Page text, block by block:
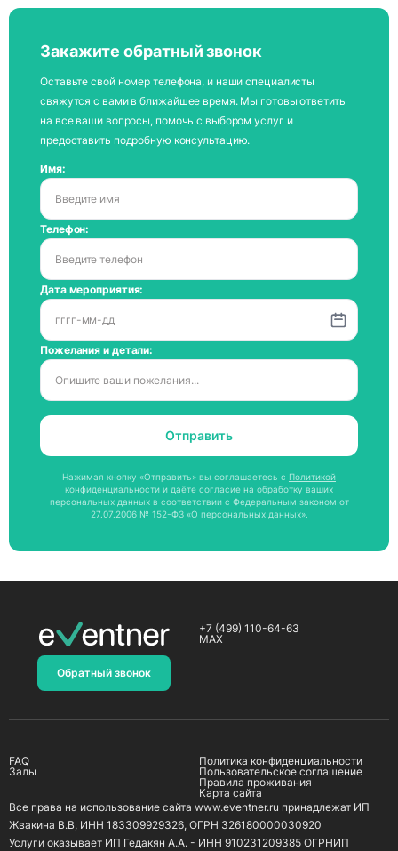
Закажите обратный звонок
Оставьте свой номер телефона, и наши специалисты
свяжутся с вами в ближайшее время. Мы готовы ответить
на все ваши вопросы, помочь с выбором услуг и
предоставить подробную консультацию.
Имя:
Телефон:
Дата мероприятия:
Пожелания и детали:
Отправить
Нажимая кнопку «Отправить» вы соглашаетесь с Политикой
конфиденциальности и даёте согласие на обработку ваших
персональных данных в соответствии с Федеральным законом от
27.07.2006 № 152-ФЗ «О персональных данных».
Обратный звонок
+7 (499) 110-64-63
MAX
FAQ
Залы
Политика конфиденциальности
Пользовательское соглашение
Правила проживания
Карта сайта
Все права на использование сайта www.eventner.ru принадлежат ИП
Жвакина В.В, ИНН 183309929326, ОГРН 326180000030920
Услуги оказывает ИП Гедакян А.А. - ИНН 910231209385 ОГРНИП